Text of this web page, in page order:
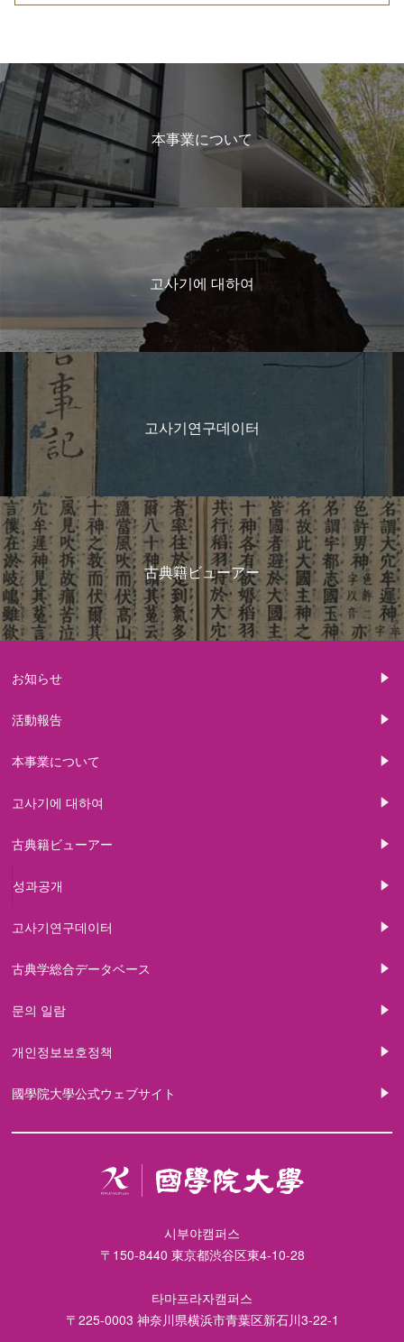
本事業について
고사기에 대하여
고사기연구데이터
古典籍ビューアー
お知らせ
活動報告
本事業について
고사기에 대하여
古典籍ビューアー
성과공개
고사기연구데이터
古典学総合データベース
문의 일람
개인정보보호정책
國學院大學公式ウェブサイト
시부야캠퍼스
〒150-8440 東京都渋谷区東4-10-28
타마프라자캠퍼스
〒225-0003 神奈川県横浜市青葉区新石川3-22-1